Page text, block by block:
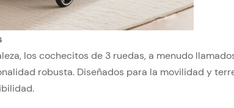
los cochecitos de 3 ruedas, a menudo
robusta. Diseñados para la movilidad y